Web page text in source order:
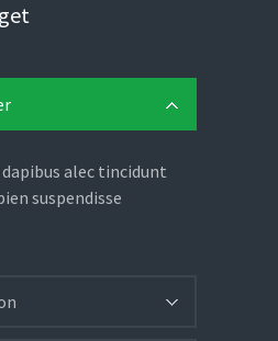
alec tincidunt
suspendisse